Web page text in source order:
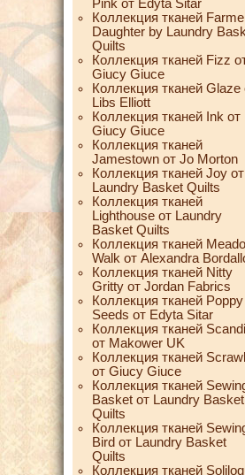
Pink от Edyta Sitar
Коллекция тканей
Daughter by Laundry
Quilts
Коллекция тканей Fizz
Giucy Giuce
Коллекция тканей Glaze
Libs Elliott
Коллекция тканей Ink от
Giucy Giuce
Коллекция тканей
Jamestown от Jo Morton
Коллекция тканей Joy от
Laundry Basket Quilts
Коллекция тканей
Lighthouse от Laundry
Basket Quilts
Коллекция тканей
Walk от Alexandra
Коллекция тканей Nitty
Gritty от Jordan Fabrics
Коллекция тканей Poppy
Seeds от Edyta Sitar
Коллекция тканей Scandi
от Makower UK
Коллекция тканей Scrawl
от Giucy Giuce
Коллекция тканей
Basket от Laundry Basket
Quilts
Коллекция тканей
Bird от Laundry Basket
Quilts
Коллекция тканей